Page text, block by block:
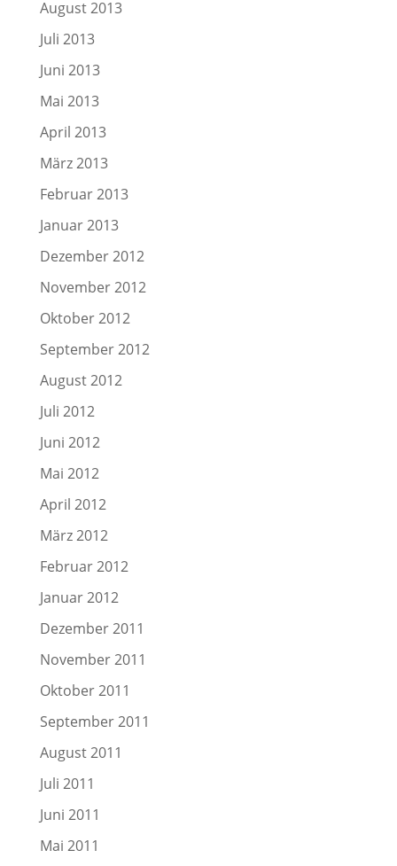
August 2013
Juli 2013
Juni 2013
Mai 2013
April 2013
März 2013
Februar 2013
Januar 2013
Dezember 2012
November 2012
Oktober 2012
September 2012
August 2012
Juli 2012
Juni 2012
Mai 2012
April 2012
März 2012
Februar 2012
Januar 2012
Dezember 2011
November 2011
Oktober 2011
September 2011
August 2011
Juli 2011
Juni 2011
Mai 2011